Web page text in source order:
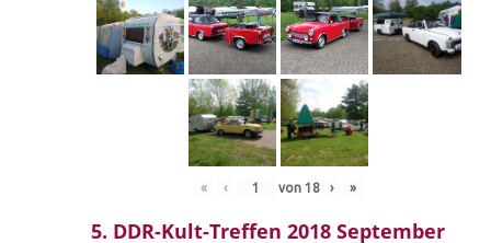
« ‹ von 18 › »
5. DDR-Kult-Treffen 2018 September